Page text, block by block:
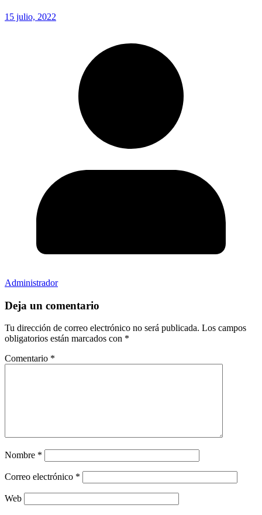
15 julio, 2022
Administrador
Deja un comentario
Tu dirección de correo electrónico no será publicada. Los campos
obligatorios están marcados con *
Comentario *
Nombre *
Correo electrónico *
Web